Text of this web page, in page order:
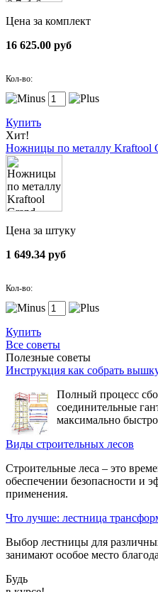
Цена за комплект
16 625.00 руб
Кол-во:
Купить
Хит!
Ножницы по металлу Kraftool
Цена за штуку
1 649.34 руб
Кол-во:
Купить
Все советы
Полезные советы
Инструкция как собрать
Полный процесс
соединительные
максимально
Виды строительных лесов
Строительные леса – это
обеспечении безопасности и
применения.
Что лучше: лестница
Выбор лестницы для
занимают особое место
Будь